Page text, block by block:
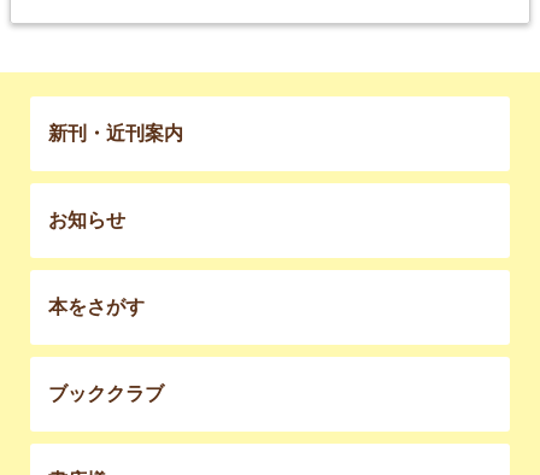
新刊・近刊案内
お知らせ
本をさがす
ブッククラブ